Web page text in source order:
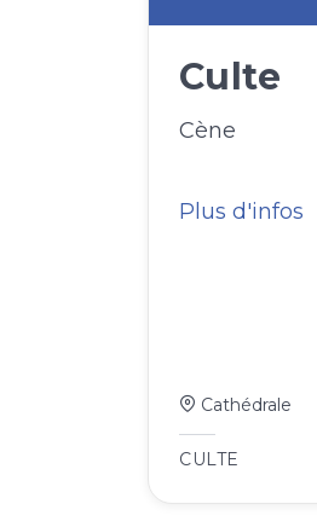
Culte
Cène
Plus d'infos
Cathédrale
CULTE